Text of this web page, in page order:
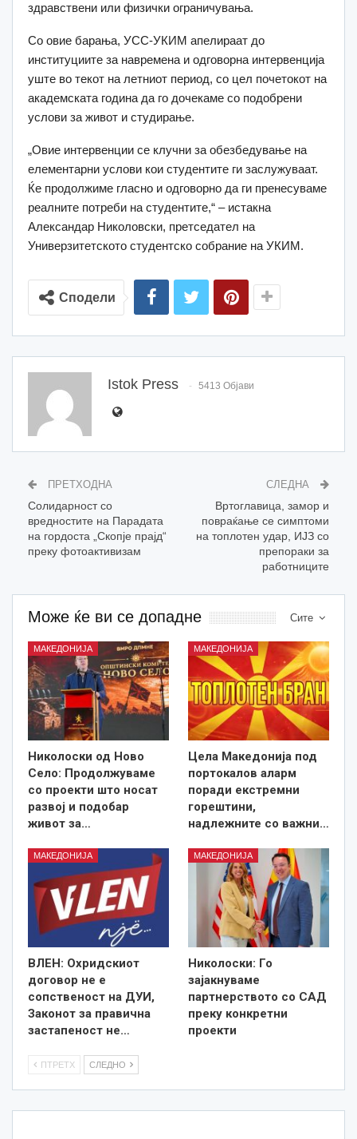
здравствени или физички ограничувања.
Со овие барања, УСС-УКИМ апелираат до
институциите за навремена и одговорна интервенција
уште во текот на летниот период, со цел почетокот на
академската година да го дочекаме со подобрени
услови за живот и студирање.
„Овие интервенции се клучни за обезбедување на
елементарни услови кои студентите ги заслужуваат.
Ќе продолжиме гласно и одговорно да ги пренесуваме
реалните потреби на студентите,“ – истакна
Александар Николовски, претседател на
Универзитетското студентско собрание на УКИМ.
Сподели
Istok Press 5413 Објави
ПРЕТХОДНА
Солидарност со
вредностите на Парадата
на гордоста „Скопје прајд“
преку фотоактивизам
СЛЕДНА
Вртоглавица, замор и
повраќање се симптоми
на топлотен удар, ИЈЗ со
препораки за
работниците
Сите
Може ќе ви се допадне
МАКЕДОНИЈА
Николоски од Ново
Село: Продолжуваме
со проекти што носат
развој и подобар
живот за…
МАКЕДОНИЈА
Цела Македонија под
портокалов аларм
поради екстремни
горештини,
надлежните со важни…
МАКЕДОНИЈА
ВЛЕН: Охридскиот
договор не е
сопственост на ДУИ,
Законот за правична
застапеност не…
МАКЕДОНИЈА
Николоски: Го
зајакнуваме
партнерството со САД
преку конкретни
проекти
ПТРЕТХ СЛЕДНО